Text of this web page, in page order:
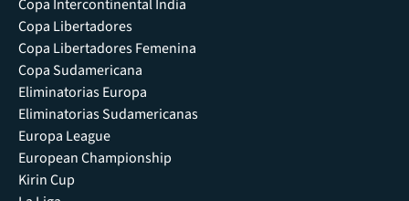
Copa Intercontinental India
Copa Libertadores
Copa Libertadores Femenina
Copa Sudamericana
Eliminatorias Europa
Eliminatorias Sudamericanas
Europa League
European Championship
Kirin Cup